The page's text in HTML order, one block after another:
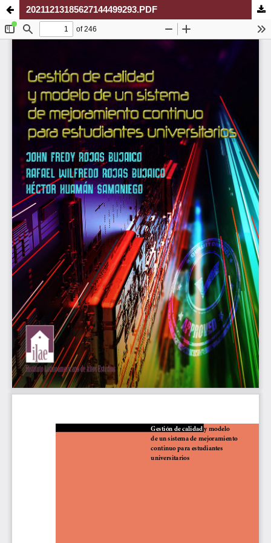
20211213185627144499293.PDF